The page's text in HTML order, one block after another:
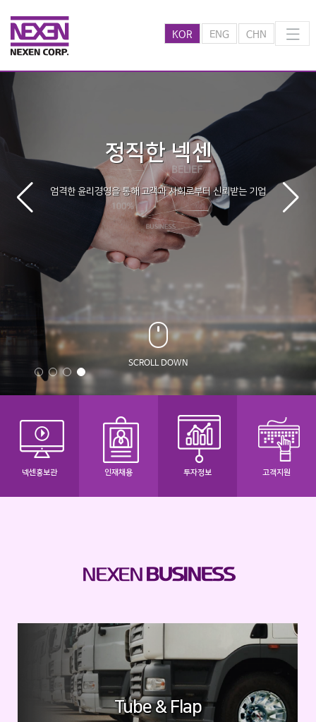
KOR ENG CHN
정직한 넥센
엄격한 윤리경영을 통해 고객과 사회로부터 신뢰받는 기업
SCROLL DOWN
넥센홍보관 인재채용 투자정보 고객지원
NEXEN BUSINESS
Tube & Flap